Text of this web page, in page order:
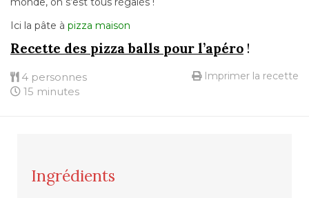
Ici la pâte à pizza maison
Recette des pizza balls pour l’apéro !
4 personnes
15 minutes
Imprimer la recette
Ingrédients